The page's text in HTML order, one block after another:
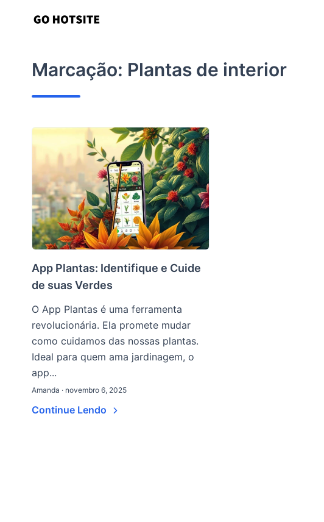
conteúdoMarcação: Plantas de interior
App Plantas: Identifique e Cuide
de suas Verdes
O App Plantas é uma ferramenta
revolucionária. Ela promete mudar
como cuidamos das nossas plantas.
Ideal para quem ama jardinagem, o
app...
Amanda · novembro 6, 2025
Continue Lendo